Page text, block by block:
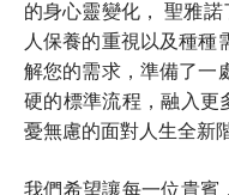
的身心靈變化， 聖雅
人保養的重視以及種種
解您的需求，準備了一
硬的標準流程，融入更
憂無慮的面對人生全新
我們希望讓每一位貴賓